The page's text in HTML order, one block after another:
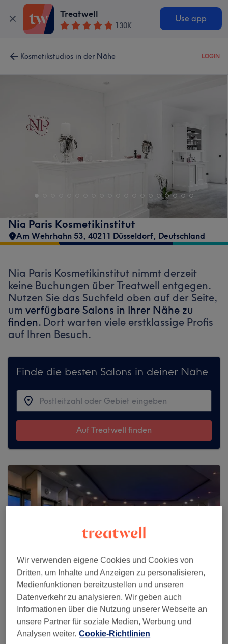
Treatwell
130K
Use app
Kosmetikstudios in der Nähe LOGIN
Nia Paris Kosmetikinstitut
Am Wehrhahn 53, 40211 Düsseldorf, Deutschland
Nia Paris Kosmetikinstitut nimmt derzeit
keine Buchungen über Treatwell entgegen.
Nutzen Sie das Suchfeld oben auf der Seite,
um verfügbare Salons in Ihrer Nähe zu
finden. Dort warten viele erstklassige Profis
auf Ihren Besuch.
Finde die besten Salons in deiner Nähe
Auf Treatwell finden
Sky Spa im Clayton Hotel Düsseldorf
340 reviews
Wir verwenden eigene Cookies und Cookies von
Dritten, um Inhalte und Anzeigen zu personalisieren,
Medienfunktionen bereitzustellen und unseren
Datenverkehr zu analysieren. Wir geben auch
Informationen über die Nutzung unserer Webseite an
unsere Partner für soziale Medien, Werbung und
Analysen weiter. Cookie-Richtlinien